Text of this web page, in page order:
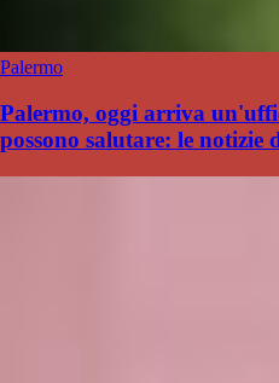
Palermo
Palermo, oggi arriva
possono salutare: le notizie